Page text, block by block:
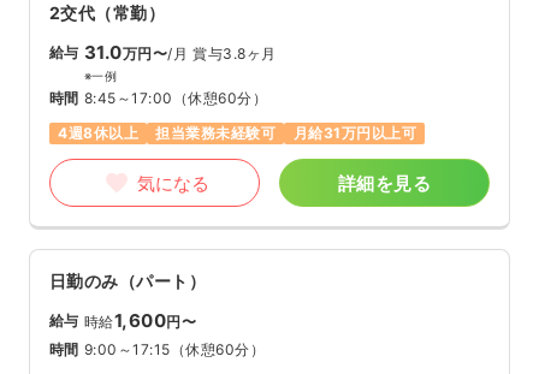
2交代（常勤）
給与 31.0万円〜/月 賞与3.8ヶ月
※一例
時間 8:45～17:00 （休憩60分）
4週8休以上
担当業務未経験可 月給31万円以上可
気になる 詳細を見る
日勤のみ（パート）
給与 時給1,600円〜
時間 9:00～17:15 （休憩60分）